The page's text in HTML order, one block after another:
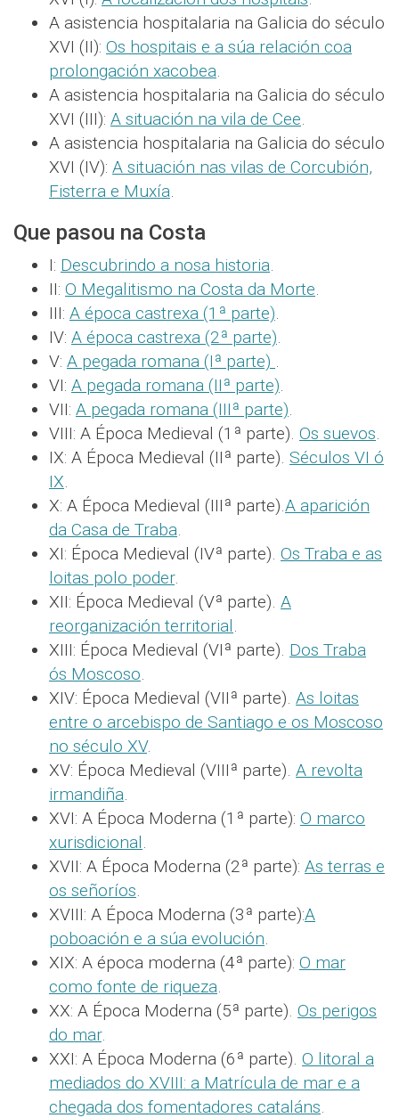
A asistencia hospitalaria na Galicia do século
XVI (II): Os hospitais e a súa relación coa
prolongación xacobea.
A asistencia hospitalaria na Galicia do século
XVI (III): A situación na vila de Cee.
A asistencia hospitalaria na Galicia do século
XVI (IV): A situación nas vilas de Corcubión,
Fisterra e Muxía.
Que pasou na Costa
I: Descubrindo a nosa historia.
II: O Megalitismo na Costa da Morte.
III: A época castrexa (1ª parte).
IV: A época castrexa (2ª parte).
V: A pegada romana (Iª parte) .
VI: A pegada romana (IIª parte).
VII: A pegada romana (IIIª parte).
VIII: A Época Medieval (1ª parte). Os suevos.
IX: A Época Medieval (IIª parte). Séculos VI ó
IX.
X: A Época Medieval (IIIª parte).A aparición
da Casa de Traba.
XI: Época Medieval (IVª parte). Os Traba e as
loitas polo poder.
XII: Época Medieval (Vª parte). A
reorganización territorial.
XIII: Época Medieval (VIª parte). Dos Traba
ós Moscoso.
XIV: Época Medieval (VIIª parte). As loitas
entre o arcebispo de Santiago e os Moscoso
no século XV.
XV: Época Medieval (VIIIª parte). A revolta
irmandiña.
XVI: A Época Moderna (1ª parte): O marco
xurisdicional.
XVII: A Época Moderna (2ª parte): As terras e
os señoríos.
XVIII: A Época Moderna (3ª parte):A
poboación e a súa evolución.
XIX: A época moderna (4ª parte): O mar
como fonte de riqueza.
XX: A Época Moderna (5ª parte). Os perigos
do mar.
XXI: A Época Moderna (6ª parte). O litoral a
mediados do XVIII: a Matrícula de mar e a
chegada dos fomentadores cataláns.